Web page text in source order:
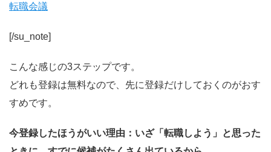
転職会議
[/su_note]
こんな感じの3ステップです。
どれも登録は無料なので、先に登録だけしておくのがおす
すめです。
今登録したほうがいい理由：いざ「転職しよう」と思った